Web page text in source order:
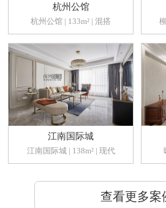
杭州公馆
杭州公馆 | 133m² | 混搭
江南国际城
江南国际城 | 138m² | 现代
查看更多案